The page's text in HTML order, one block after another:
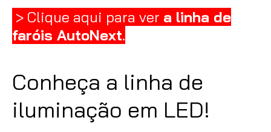
> Clique aqui para ver a linha de
faróis AutoNext.
Conheça a linha de
iluminação em LED!